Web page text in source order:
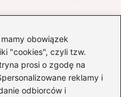
obowiązek
"cookies", czyli tzw.
prosi o zgodę na
reklamy i
odbiorców i
Kaczyński
jazdy? Oto
warto znać!